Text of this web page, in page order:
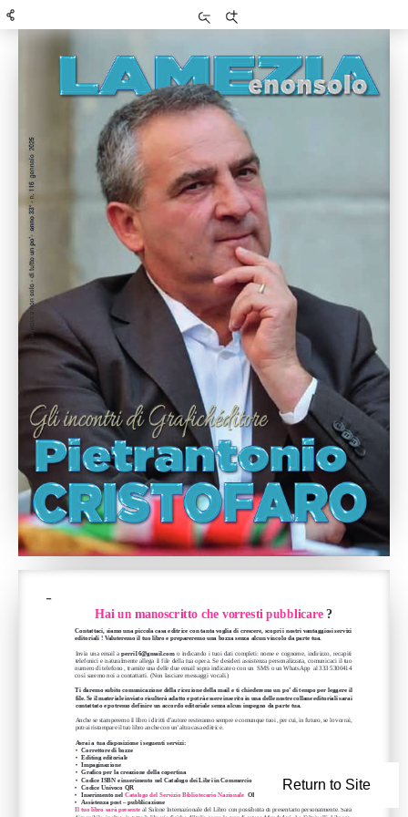
RiduciAumenta
Hai un manoscritto che vorresti pubblicare ?
Contattaci, siamo piccola editrice con tanta voglia di e,    scopri i  nostri vantaggiosi
servizi
editoriali !  Valuter il   tuo libr bozza alcun vincolo da parte tua.
Invia una email
  a
  perri16@gmail.com
o   indicando
  i  tuoi
dati completi:
  nome
e   cognome, indirizzo,
  recapiti
telefonici e   naturalmente allega il   file della tua opera. Se desideri assistenza personalizzata, comunicaci il   tuo
numero di telefono ,  tramite una delle due email sopra indicate o   con un  SMS o   un WhatsApp al    333 5300414
così saremo noi a   contattarti. (Non lasciare messaggi vocali.)
Ti  daremo subito comunicazione della ricezione della mail e   ti    chiederemo un po’ di tempo per leggere   il
file. Se il   materiale inviato risulterà adatto e   potrà e   inserito in delle nostr e   collane editoriali sarai
contattato
e   potr definir accordo editoriale alcun impegno da parte tua.
Anche se stamperemo il   libro i  diritti d’autore resteranno sempre e   comunque tuoi ,  per cui, in    futuro, se lo    vorrai,
potrai ristampare il   tuo libro anche con un’altra casa editrice.
Avrai a tua disposizione i seguenti servizi:
•    Corr
ettor
e di bozze
•    Editing editoriale
•    Impaginazione
•    Grafico per la creazione della copertina
Codice ISBN e inserimento nel Catalogo dei Libri in Comme
rcio
•    Codice Univoco QR
•    Inserimento nel Catalogo del Servizio Bibliotecario Nazionale
  OP
•    Assistenza post – pubblicazione
Il    tuo libro   sarà pr  esenteal    Salone Internazionale del Libro con possibilità di presentarlo personalmente. Sarà
disponibile, inoltre, in tutte le    librerie fisiche d’Italia come le    grandi catene Mondadori, La Feltrinelli, Libroco,
Return to Site